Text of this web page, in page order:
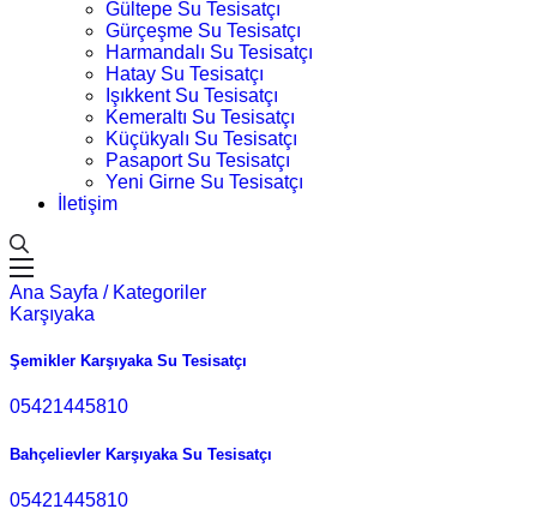
Gültepe Su Tesisatçı
Gürçeşme Su Tesisatçı
Harmandalı Su Tesisatçı
Hatay Su Tesisatçı
Işıkkent Su Tesisatçı
Kemeraltı Su Tesisatçı
Küçükyalı Su Tesisatçı
Pasaport Su Tesisatçı
Yeni Girne Su Tesisatçı
İletişim
Ana Sayfa / Kategoriler
Karşıyaka
Şemikler Karşıyaka Su Tesisatçı
05421445810
Bahçelievler Karşıyaka Su Tesisatçı
05421445810